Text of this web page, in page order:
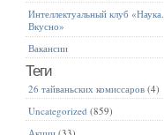
Интеллектуальный клуб «Наука.
Вкусно»
Вакансии
Теги
26 тайваньских комиссаров (4)
Uncategorized (859)